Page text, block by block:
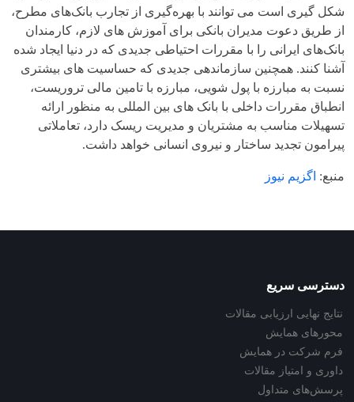
شکل گیری است می توانند با بهره‌گیری از تجارب بانک‌های مطرح،
از طریق دعوت مدیران بانکی برای آموزش های لازم، کارمندان
بانک‌های ایرانی را با مقررات احتیاطی جدیدی که در دنیا ایجاد شده
آشنا کنند. همچنین سازماندهی جدیدی که حساسیت های بیشتری
نسبت به مبارزه با پول شویی، مبارزه با تامین مالی تروریست،
انطباق مقررات داخلی با بانک های بین المللی به منظور ارائه
تسهیلات مناسب به مشتریان و مدیریت ریسک دارد، تعاملاتی
پیرامون تجدید ساختار و نیروی انسانی خواهد داشت.
منبع: اگزیم نیوز
دسترسی سریع
نتایج نهایی ارزیابی مقالات
محورهای همایش
فرم شرکت در همایش
داوری و امتیاز مقالات
پرسش‌های متداول